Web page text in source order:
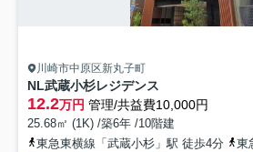
川崎市中原区新丸子町
NL武蔵小杉レジデンス
12.2万円 管理/共益費10,000円
25.68㎡ (1K) /築6年 /10階建
東急東横線「武蔵小杉」駅 徒歩4分
東